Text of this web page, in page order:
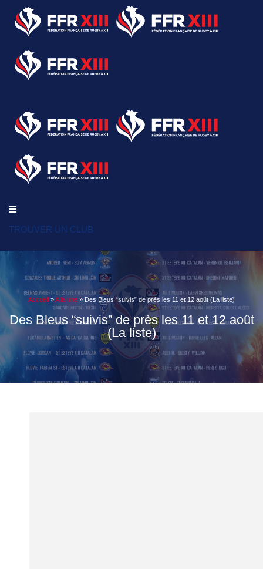
TROUVER UN CLUB
Accueil »A la une » Des Bleus “suivis” de près les 11 et 12 août (La liste)
Des Bleus “suivis” de près les 11 et 12 août
(La liste)